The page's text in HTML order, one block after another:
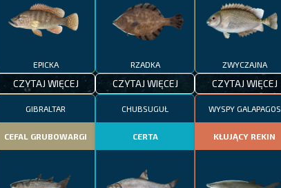
EPICKA
CZYTAJ WIĘCEJ
RZADKA
CZYTAJ WIĘCEJ
ZWYCZAJNA
CZYTAJ WIĘCEJ
GIBRALTAR
CEFAL GRUBOWARGI
CHUBSUGUŁ
CERTA
WYSPY GALAPAGOS
KŁUJĄCY REKIN